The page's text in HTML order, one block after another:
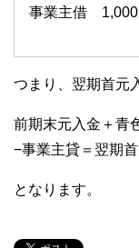
事業主借
つまり、翌期首元
前期末元入金＋青
−事業主貸＝翌期
となります。